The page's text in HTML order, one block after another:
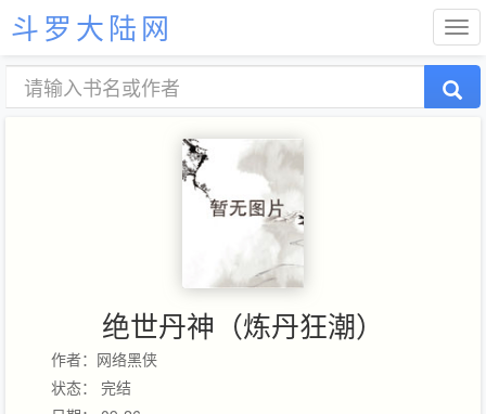
斗罗大陆网
绝世丹神（炼丹狂潮）
作者：网络黑侠
状态： 完结